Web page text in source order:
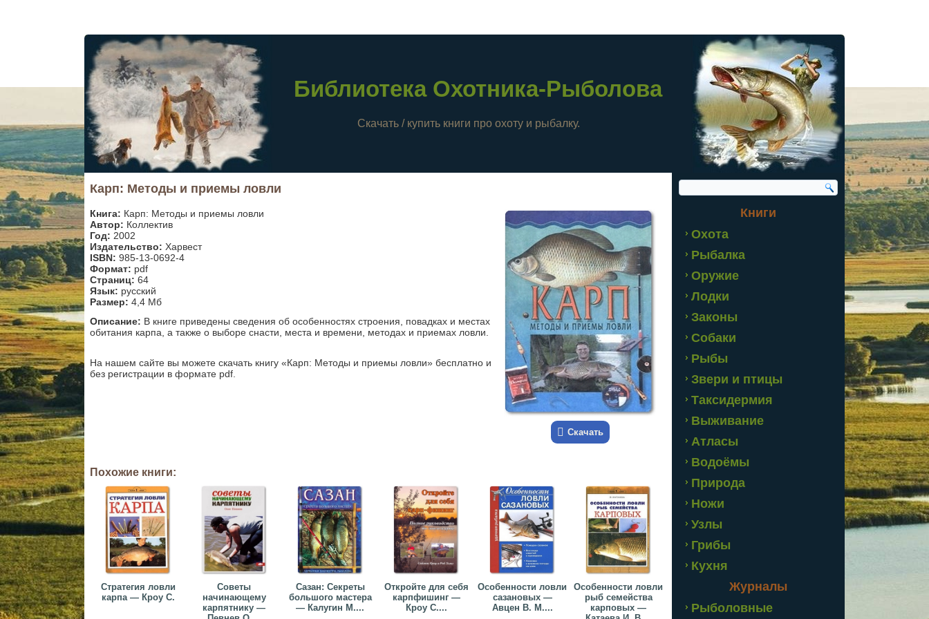
Библиотека Охотника-Рыболова
Скачать / купить книги про охоту и рыбалку.
Карп: Методы и приемы ловли
Скачать
Книга: Карп: Методы и приемы ловли
Автор: Коллектив
Год: 2002
Издательство: Харвест
ISBN: 985-13-0692-4
Формат: pdf
Страниц: 64
Язык: русский
Размер: 4,4 Мб
Описание: В книге приведены сведения об особенностях строения, повадках и местах
обитания карпа, а также о выборе снасти, места и времени, методах и приемах ловли.
На нашем сайте вы можете скачать книгу «Карп: Методы и приемы ловли» бесплатно и
без регистрации в формате pdf.
Похожие книги:
Стратегия ловли
карпа — Кроу С.
Советы
начинающему
карпятнику —
Сазан: Секреты
большого мастера
— Калугин М....
Откройте для себя
карпфишинг —
Кроу С....
Особенности ловли
сазановых —
Авцен В. М....
Особенности ловли
рыб семейства
карповых —
Книги
Охота
Рыбалка
Оружие
Лодки
Законы
Собаки
Рыбы
Звери и птицы
Таксидермия
Выживание
Атласы
Водоёмы
Природа
Ножи
Узлы
Грибы
Кухня
Журналы
Рыболовные